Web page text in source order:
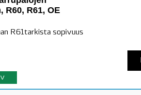
R60, R61, OE
R61tarkista sopivuus